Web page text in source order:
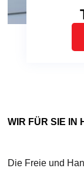
WIR FÜR SIE IN
Die Freie und